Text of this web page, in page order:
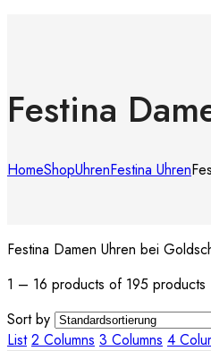
Festina
HomeShopUhrenFestina Uhren
Festina Damen Uhren bei
1 – 16 products of 195 products
Sort by
List 2 Columns 3 Columns 4